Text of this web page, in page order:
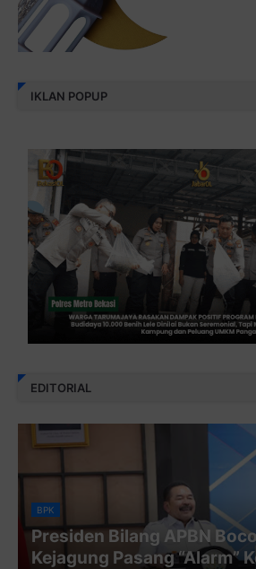
IKLAN POPUP
EDITORIAL
BPK
Presiden Bilang APBN
Kejagung Pasang “Alarm”